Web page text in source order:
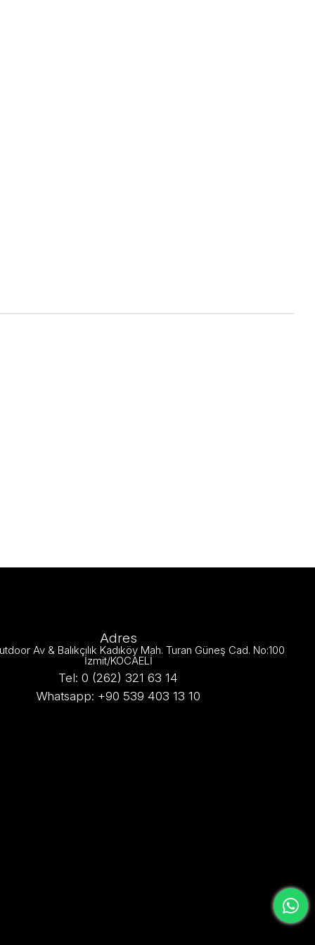
Adres
Av & Balıkçılık Kadıköy Mah. Turan Güneş Cad. No:100
İzmit/KOCAELİ
Tel: 0 (262) 321 63 14
Whatsapp: +90 539 403 13 10